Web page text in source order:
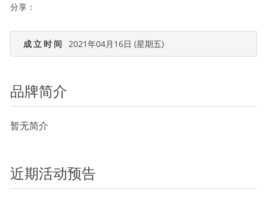
分享：
成立时间 2021年04月16日 (星期五)
品牌简介
暂无简介
近期活动预告